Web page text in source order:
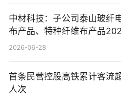
中材科技：子公司泰山玻纤
布产品、特种纤维布产品
度营收占比较小
2026-06-28
首条民营控股高铁累计客流
人次